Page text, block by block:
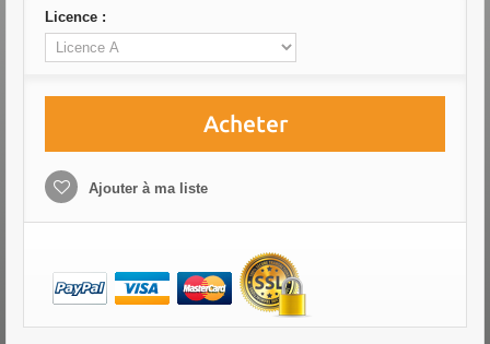
Licence :
Acheter
Ajouter à ma liste